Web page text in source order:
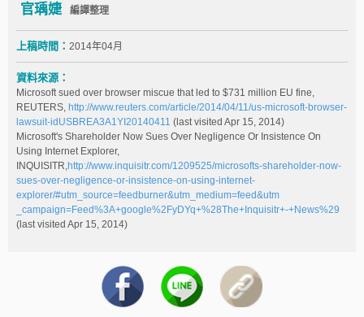
官瑀婕 編譯整理
上稿時間： 2014年04月
資料來源：
Microsoft sued over browser miscue that led to $731 million EU fine,
REUTERS, http://www.reuters.com/article/2014/04/11/us-microsoft-browser-
lawsuit-idUSBREA3A1YI20140411 (last visited Apr 15, 2014)
Microsoft's Shareholder Now Sues Over Negligence Or Insistence On
Using Internet Explorer,
INQUISITR,http://www.inquisitr.com/1209525/microsofts-shareholder-now-
sues-over-negligence-or-insistence-on-using-internet-
explorer/#utm_source=feedburner&utm_medium=feed&utm
_campaign=Feed%3A+google%2FyDYq+%28The+Inquisitr+-+News%29
(last visited Apr 15, 2014)